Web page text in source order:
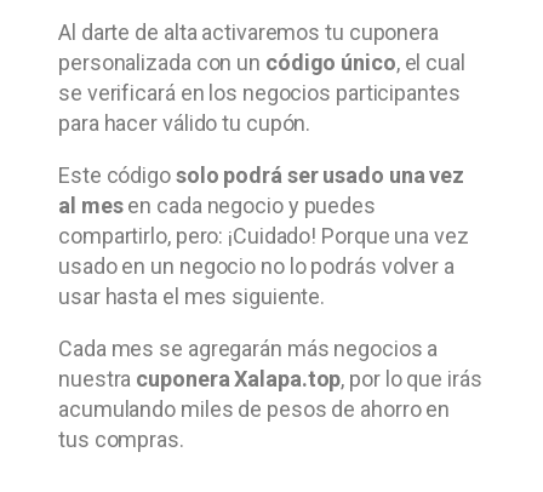
Al darte de alta activaremos tu cuponera
personalizada con un código único, el cual
se verificará en los negocios participantes
para hacer válido tu cupón.
Este códigosolo podrá ser usado una vez
al mesen cada negocio y puedes
compartirlo, pero: ¡Cuidado! Porque una vez
usado en un negocio no lo podrás volver a
usar hasta el mes siguiente.
Cada mes se agregarán más negocios a
nuestra cuponera Xalapa.top, por lo que irás
acumulando miles de pesos de ahorro en
tus compras.